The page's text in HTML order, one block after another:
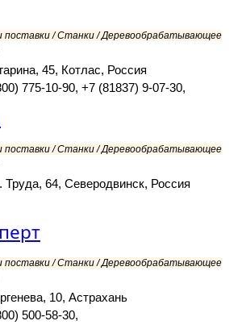
поставки / Станки / Деревообрабатывающее
45, Котлас, Россия
775-10-90, +7 (81837) 9-07-30,
поставки / Станки / Деревообрабатывающее
Труда, 64, Северодвинск, Россия
поставки / Станки / Деревообрабатывающее
10, Астрахань
500-58-30,